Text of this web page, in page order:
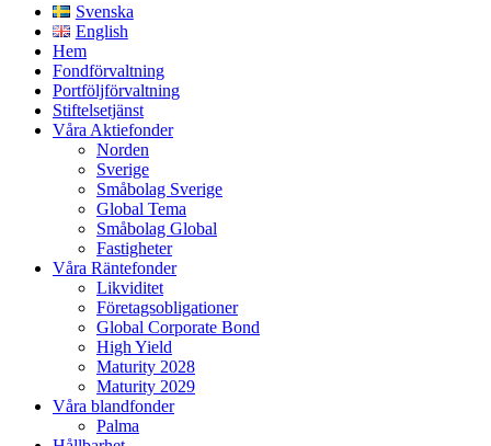
Svenska
English
Hem
Fondförvaltning
Portföljförvaltning
Stiftelsetjänst
Våra Aktiefonder
Norden
Sverige
Småbolag Sverige
Global Tema
Småbolag Global
Fastigheter
Våra Räntefonder
Likviditet
Företagsobligationer
Global Corporate Bond
High Yield
Maturity 2028
Maturity 2029
Våra blandfonder
Palma